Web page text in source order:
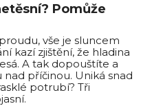
Pomůže
vše je sluncem
kazí zjištění, že hladina
A tak dopouštíte a
příčinou. Uniká snad
potrubí? Tři